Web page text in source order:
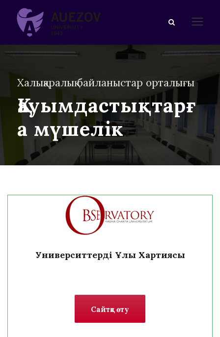
Халықаралық байланыстар орталығы
Қауымдастықтарғ
а мүшелік
Университтердің Ұлы Хартиясы
Сайтқа өту